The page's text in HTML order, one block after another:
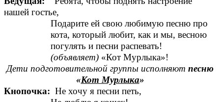
нашей гостье,
Подарите ей свою любимую песню про
кота, который любит, как и мы, весною
погулять и песни распевать!
(объявляет) «Кот Мурлыка»!
Дети подготовительной группы исполняют песню
«Кот Мурлыка»
Кнопочка: Не хочу я песни петь,